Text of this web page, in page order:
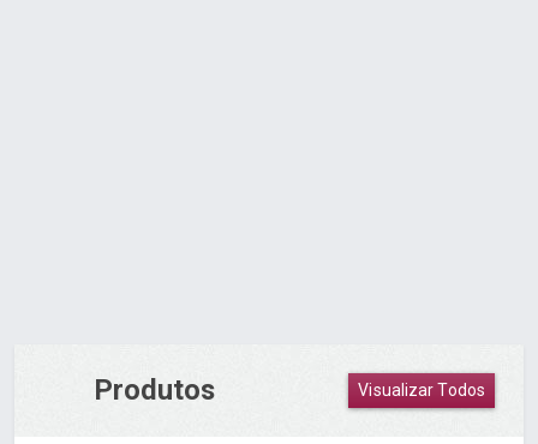
Produtos Visualizar Todos